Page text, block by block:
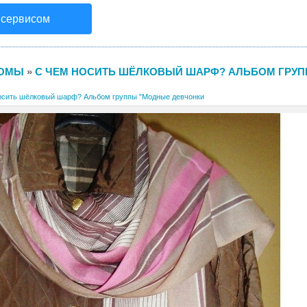
» С ЧЕМ НОСИТЬ ШЁЛКОВЫЙ ШАРФ? АЛЬБОМ
шёлковый шарф? Альбом группы "Модные девчонки